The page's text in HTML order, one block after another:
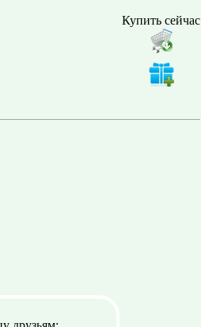
Купить сейчас